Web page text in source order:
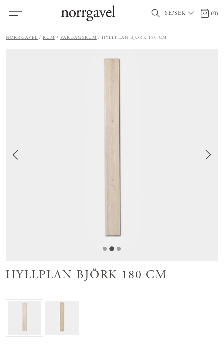
SE/SEK 0 (0)
NORRGAVEL RUM VARDAGSRUM HYLLPLAN BJÖRK 180 CM
HYLLPLAN BJÖRK 180 CM